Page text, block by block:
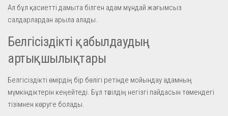
Ал бұл қасиетті дамыта білген адам мұндай жағымсыз
салдарлардан арыла алады.
Белгісіздікті қабылдаудың
артықшылықтары
Белгісіздікті өмірдің бір бөлігі ретінде мойындау адамның
мүмкіндіктерін кеңейтеді. Бұл тәсілдің негізгі пайдасын төмендегі
тізімнен көруге болады.